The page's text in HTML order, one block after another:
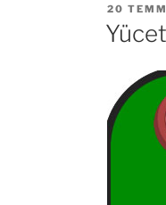
YAYIM
TARIHI
20